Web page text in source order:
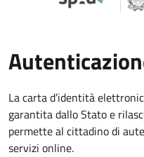
La carta d’identità
garantita dallo Stato e
permette al cittadino di
servizi online.